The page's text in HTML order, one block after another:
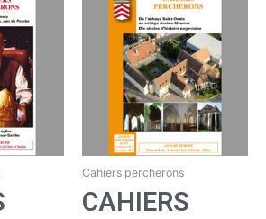
Cahiers percherons
CAHIERS